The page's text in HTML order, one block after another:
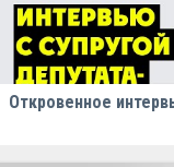
Откровенное